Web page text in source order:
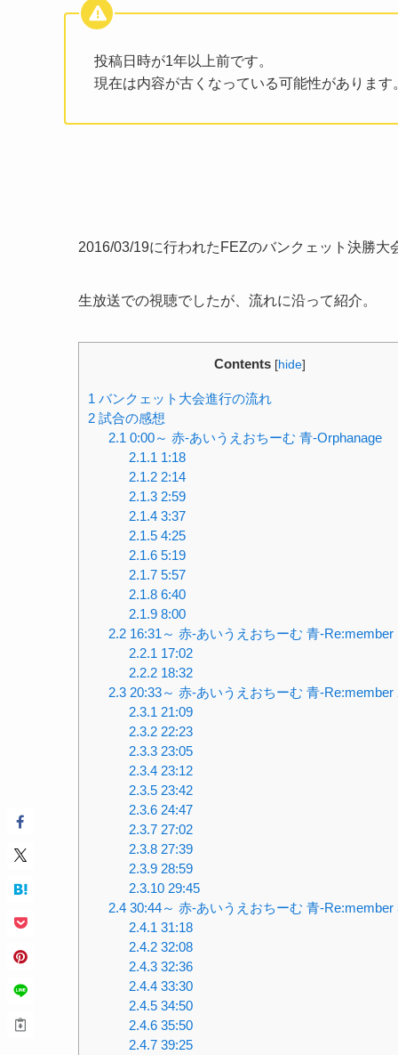
投稿日時が1年以上前です。
現在は内容が古くなっている可能性があります
2016/03/19に行われたFEZのバンクェット決勝大
生放送での視聴でしたが、流れに沿って紹介。
Contents [hide]
1 バンクェット大会進行の流れ
2 試合の感想
2.1 0:00～ 赤-あいうえおちーむ 青-Orphanage
2.1.1 1:18
2.1.22:14
2.1.32:59
2.1.43:37
2.1.54:25
2.1.65:19
2.1.75:57
2.1.86:40
2.1.98:00
2.216:31～ 赤-あいうえおちーむ 青-Re:member
2.2.1 17:02
2.2.218:32
2.320:33～ 赤-あいうえおちーむ 青-Re:member
2.3.1 21:09
2.3.222:23
2.3.323:05
2.3.423:12
2.3.523:42
2.3.624:47
2.3.727:02
2.3.827:39
2.3.928:59
2.3.1029:45
2.430:44～ 赤-あいうえおちーむ 青-Re:member
2.4.1 31:18
2.4.232:08
2.4.332:36
2.4.433:30
2.4.534:50
2.4.635:50
2.4.739:25